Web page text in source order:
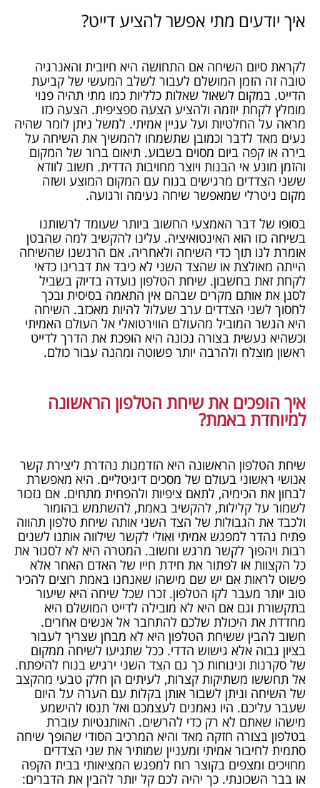
איך יודעים מתי אפשר להציע דייט?
לקראת סיום השיחה אם התחושה היא חיובית והאנרגיה
טובה זה הזמן המושלם לעבור לשלב המעשי של קביעת
הדייט. במקום לשאול שאלות כלליות כמו מתי תהיה פנוי
מומלץ לקחת יוזמה ולהציע הצעה ספציפית. הצעה כזו
מראה על החלטיות ועל עניין אמיתי. למשל ניתן לומר שהיה
נעים מאד לדבר וכמובן שתשמחו להמשיך את השיחה על
בירה או קפה ביום מסוים בשבוע. תיאום ברור של המקום
והזמן מונע אי הבנות ויוצר מחויבות הדדית. חשוב לוודא
ששני הצדדים מרגישים בנוח עם המקום המוצע ושזה
מקום ניטרלי שמאפשר שיחה נעימה ורגועה.
בסופו של דבר האמצעי החשוב ביותר שעומד לרשותנו
בשיחה כזו הוא האינטואיציה. עלינו להקשיב למה שהבטן
אומרת לנו תוך כדי השיחה ולאחריה. אם הרגשנו שהשיחה
הייתה מאולצת או שהצד השני לא כיבד את דברינו כדאי
לקחת זאת בחשבון. שיחת הטלפון נועדה בדיוק בשביל
לסנן את אותם מקרים שבהם אין התאמה בסיסית ובכך
לחסוך לשני הצדדים ערב שעלול להיות מאכזב. השיחה
היא הגשר המוביל מהעולם הווירטואלי אל העולם האמיתי
וכשהיא נעשית בצורה נכונה היא הופכת את הדרך לדייט
ראשון מוצלח ולהרבה יותר פשוטה ומהנה עבור כולם.
איך הופכים את שיחת הטלפון הראשונה
למיוחדת באמת?
שיחת הטלפון הראשונה היא הזדמנות נהדרת ליצירת קשר
אנושי ראשוני בעולם של מסכים דיגיטליים. היא מאפשרת
לבחון את הכימיה, לתאם ציפיות ולהפחית מתחים. אם נזכור
לשמור על קלילות, להקשיב באמת, להשתמש בהומור
ולכבד את הגבולות של הצד השני אותה שיחת טלפון תהווה
פתיח נהדר למפגש אמיתי ואולי לקשר שילווה אותנו לשנים
רבות ויהפוך לקשר מרגש וחשוב. המטרה היא לא לסגור את
כל הקצוות או לפתור את חידת חייו של האדם האחר אלא
פשוט לראות אם יש שם מישהו שאנחנו באמת רוצים להכיר
טוב יותר מעבר לקו הטלפון. זכרו שכל שיחה היא שיעור
בתקשורת וגם אם היא לא מובילה לדייט המושלם היא
מחדדת את היכולת שלכם להתחבר אל אנשים אחרים.
חשוב להבין ששיחת הטלפון היא לא מבחן שצריך לעבור
בציון גבוה אלא גישוש הדדי. ככל שתגיעו לשיחה ממקום
של סקרנות ונינוחות כך גם הצד השני ירגיש בנוח להיפתח.
אל תחששו משתיקות קצרות, לעיתים הן חלק טבעי מהקצב
של השיחה וניתן לשבור אותן בקלות עם הערה על היום
שעבר עליכם. היו נאמנים לעצמכם ואל תנסו להישמע
מישהו שאתם לא רק כדי להרשים. האותנטיות עוברת
בטלפון בצורה חזקה מאד והיא המרכיב הסודי שהופך שיחה
סתמית לחיבור אמיתי ומעניין שמותיר את שני הצדדים
מחויכים ומצפים בקוצר רוח למפגש המציאותי בבית הקפה
או בבר השכונתי. כך יהיה לכם קל יותר להבין את הדברים: